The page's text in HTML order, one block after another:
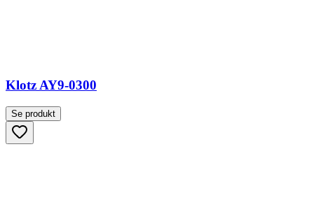
Klotz AY9-0300
Se produkt